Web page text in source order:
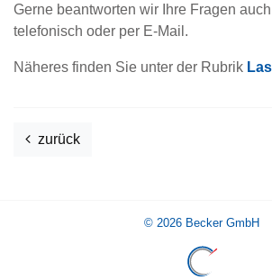
Gerne beantworten wir Ihre Fragen
telefonisch oder per E-Mail.
Näheres finden Sie unter der Rubrik
zurück
© 2026 Becker GmbH